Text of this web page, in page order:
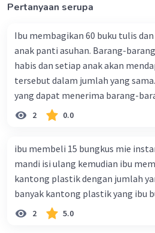
Pertanyaan serupa
Ibu membagikan 60 buku tulis
anak panti asuhan. Barang-
habis dan setiap anak akan
tersebut dalam jumlah yang
yang dapat menerima barang-
2 0.0
ibu membeli 15 bungkus mie
mandi isi ulang kemudian ibu
kantong plastik dengan jumlah
banyak kantong plastik yang ibu
2 5.0